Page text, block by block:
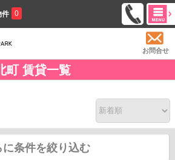
件 0
お問合せ
町 賃貸一覧
に条件を絞り込む